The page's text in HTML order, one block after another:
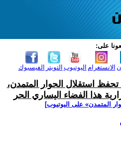
على:
الفيسبوك التويتر اليوتيوب الانستغرام
تحفظ استقلال الحوار المتمدن،
هذا الفضاء اليساري الحر
المتمدن» على اليوتيوب]